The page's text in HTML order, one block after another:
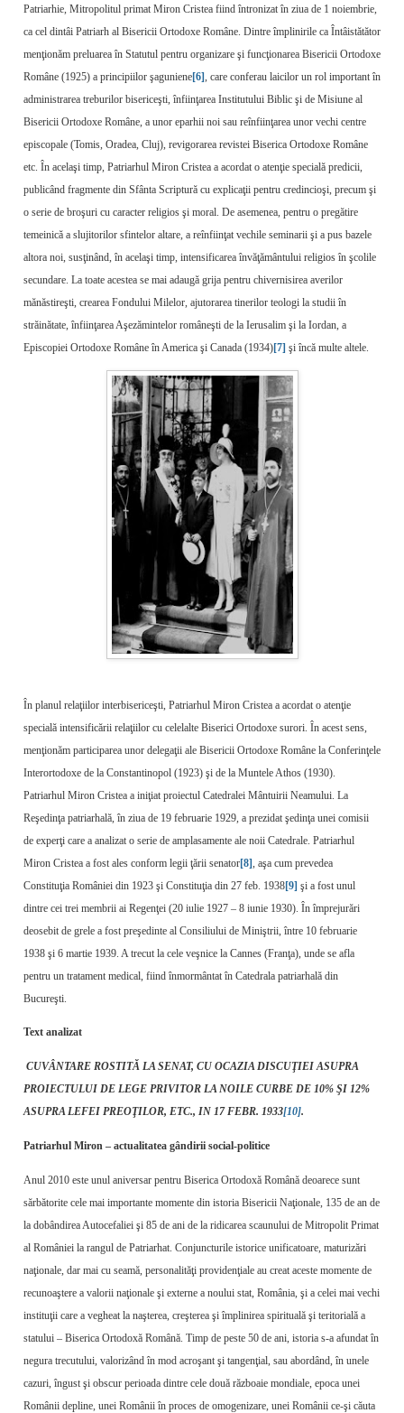
Patriarhie, Mitropolitul primat Miron Cristea fiind întronizat în ziua de 1 noiembrie,
ca cel dintâi Patriarh al Bisericii Ortodoxe Române. Dintre împlinirile ca Întâistătător
menţionăm preluarea în Statutul pentru organizare şi funcţionarea Bisericii Ortodoxe
Române (1925) a principiilor şaguniene[6] , care conferau laicilor un rol important în
administrarea treburilor bisericeşti, înfiinţarea Institutului Biblic şi de Misiune al
Bisericii Ortodoxe Române, a unor eparhii noi sau reînfiinţarea unor vechi centre
episcopale (Tomis, Oradea, Cluj), revigorarea revistei Biserica Ortodoxe Române
etc. În acelaşi timp, Patriarhul Miron Cristea a acordat o atenţie specială predicii,
publicând fragmente din Sfânta Scriptură cu explicaţii pentru credincioşi, precum şi
o serie de broşuri cu caracter religios şi moral. De asemenea, pentru o pregătire
temeinică a slujitorilor sfintelor altare, a reînfiinţat vechile seminarii şi a pus bazele
altora noi, susţinând, în acelaşi timp, intensificarea învăţământului religios în şcolile
secundare. La toate acestea se mai adaugă grija pentru chivernisirea averilor
mănăstireşti, crearea Fondului Milelor, ajutorarea tinerilor teologi la studii în
străinătate, înfiinţarea Aşezămintelor româneşti de la Ierusalim şi la Iordan, a
Episcopiei Ortodoxe Române în America şi Canada (1934)[7] şi încă multe altele.
În planul relaţiilor interbisericeşti, Patriarhul Miron Cristea a acordat o atenţie
specială intensificării relaţiilor cu celelalte Biserici Ortodoxe surori. În acest sens,
menţionăm participarea unor delegaţii ale Bisericii Ortodoxe Române la Conferinţele
Interortodoxe de la Constantinopol (1923) şi de la Muntele Athos (1930).
Patriarhul Miron Cristea a iniţiat proiectul Catedralei Mântuirii Neamului. La
Reşedinţa patriarhală, în ziua de 19 februarie 1929, a prezidat şedinţa unei comisii
de experţi care a analizat o serie de amplasamente ale noii Catedrale. Patriarhul
Miron Cristea a fost ales conform legii ţării senator[8] , aşa cum prevedea
Constituţia României din 1923 şi Constituţia din 27 feb. 1938[9] şi a fost unul
dintre cei trei membrii ai Regenţei (20 iulie 1927 – 8 iunie 1930). În împrejurări
deosebit de grele a fost preşedinte al Consiliului de Miniştrii, între 10 februarie
1938 şi 6 martie 1939. A trecut la cele veşnice la Cannes (Franţa), unde se afla
pentru un tratament medical, fiind înmormântat în Catedrala patriarhală din
Bucureşti.
Text analizat
CUVÂNTARE ROSTITĂ LA SENAT, CU OCAZIA DISCUŢIEI ASUPRA
PROIECTULUI DE LEGE PRIVITOR LA NOILE CURBE DE 10% ŞI 12%
ASUPRA LEFEI PREOŢILOR, ETC., IN 17 FEBR. 1933[10].
Patriarhul Miron – actualitatea gândirii social-politice
Anul 2010 este unul aniversar pentru Biserica Ortodoxă Română deoarece sunt
sărbătorite cele mai importante momente din istoria Bisericii Naţionale, 135 de an de
la dobândirea Autocefaliei şi 85 de ani de la ridicarea scaunului de Mitropolit Primat
al României la rangul de Patriarhat. Conjuncturile istorice unificatoare, maturizări
naţionale, dar mai cu seamă, personalităţi providenţiale au creat aceste momente de
recunoaştere a valorii naţionale şi externe a noului stat, România, şi a celei mai vechi
instituţii care a vegheat la naşterea, creşterea şi împlinirea spirituală şi teritorială a
statului – Biserica Ortodoxă Română. Timp de peste 50 de ani, istoria s-a afundat în
negura trecutului, valorizând în mod acroşant şi tangenţial, sau abordând, în unele
cazuri, îngust şi obscur perioada dintre cele două războaie mondiale, epoca unei
Românii depline, unei Românii în proces de omogenizare, unei Românii ce-şi căuta